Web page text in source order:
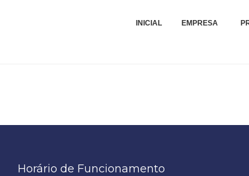
VIEIRA E QUÁDRIOS -
INICIAL EMPRESA
Horário de Funcionamento